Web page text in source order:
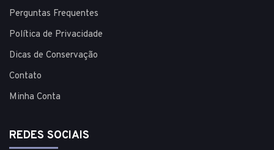
Perguntas Frequentes
Política de Privacidade
Dicas de Conservação
Contato
Minha Conta
REDES SOCIAIS